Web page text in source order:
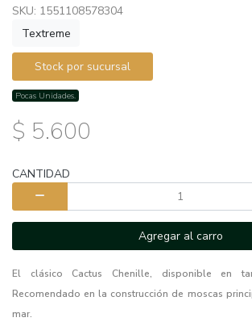
SKU: 1551108578304
Textreme
Stock por sucursal
Pocas Unidades.
$ 5.600
CANTIDAD
Agregar al carro
El clásico Cactus Chenille, disponible en
Recomendado en la construcción de moscas
mar.